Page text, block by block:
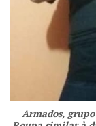
Armados,